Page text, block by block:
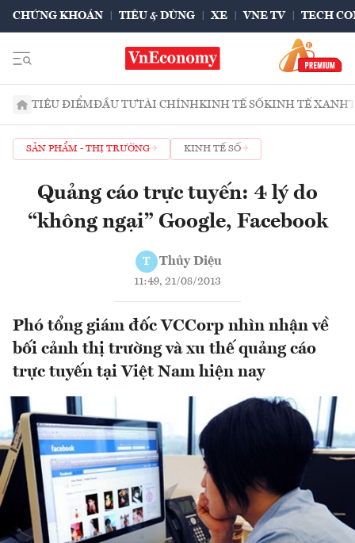
CHỨNG KHOÁN TIÊU & DÙNG XE VNE TV TECH
TIÊU ĐIỂMĐẦU TƯTÀI CHÍNHKINH TẾ SỐKINH TẾ XANH
SẢN PHẨM - THỊ TRƯỜNG KINH TẾ SỐ
Quảng cáo trực tuyến: 4 lý do
“không ngại” Google, Facebook
T Thủy Diệu
11:49, 21/08/2013
Phó tổng giám đốc VCCorp nhìn nhận về
bối cảnh thị trường và xu thế quảng cáo
trực tuyến tại Việt Nam hiện nay